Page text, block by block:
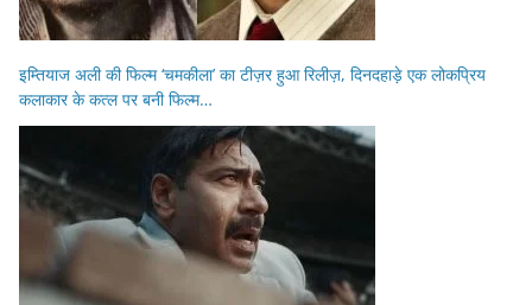
इम्तियाज अली की फिल्म ‘चमकीला’ का टीज़र हुआ रिलीज़, दिनदहाड़े एक लोकप्रिय
कलाकार के कत्ल पर बनी फिल्म…